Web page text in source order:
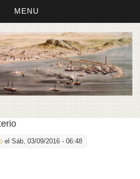
MENU
el Sáb, 03/09/2016 - 06:48